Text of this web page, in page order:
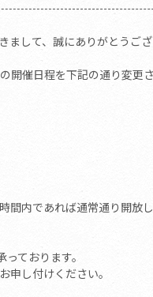
して、誠にありがとうござ
催日程を下記の通り変更
間内であれば通常通り開放
ております。
申し付けください。